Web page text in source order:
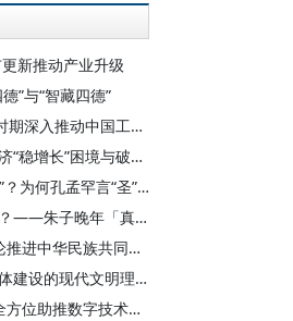
新推动产业升级
”与“智藏四德”
曲永义等：“十五五”时期深入推动中国工业高质量发展：新形势、新任务、新举措
江飞涛：中国工业经济“稳增长”困境与破局：多维分析与政策协同
陈林：为何“听”为“圣”？为何孔孟罕言“圣”？
陈林：真知必能行吗？——朱子晚年「真知」说研议
青觉 陈林 徐欣顺：论推进中华民族共同体建设的现代文明理路
论推进中华民族共同体建设的现代文明理路
江飞涛 陈林 裴丹：全方位助推数字技术和实体经济深度融合